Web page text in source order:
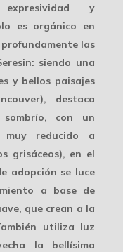
y
es orgánico en
las
siendo una
y bellos paisajes
destaca
con un
reducido a
grisáceos), en el
adopción se luce
a base de
que crean a la
utiliza luz
la bellísima